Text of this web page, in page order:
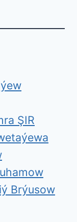
ŞIR
Brýusow